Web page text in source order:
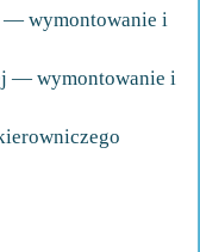
— wymontowanie i
— wymontowanie i